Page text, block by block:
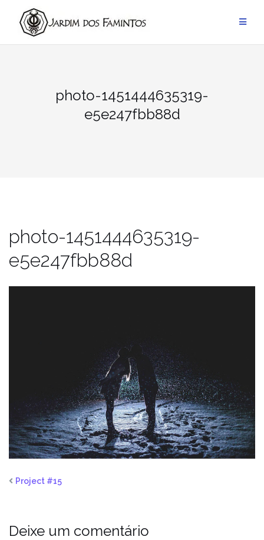
conteúdo
photo-1451444635319-
e5e247fbb88d
photo-1451444635319-
e5e247fbb88d
Project #15
Deixe um comentário